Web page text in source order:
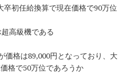
卒初任給換算で現在価格で90万位
高級機である
価格は89,000円となっており、大
格で50万位であろうか